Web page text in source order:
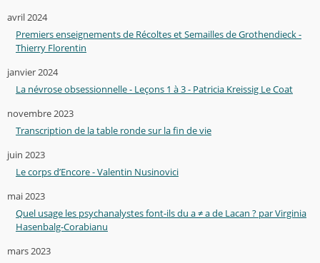
avril 2024
Premiers enseignements de Récoltes et Semailles de Grothendieck -
Thierry Florentin
janvier 2024
La névrose obsessionnelle - Leçons 1 à 3 - Patricia Kreissig Le Coat
novembre 2023
Transcription de la table ronde sur la fin de vie
juin 2023
Le corps d’Encore - Valentin Nusinovici
mai 2023
Quel usage les psychanalystes font-ils du a ≠ a de Lacan ? par Virginia
Hasenbalg-Corabianu
mars 2023